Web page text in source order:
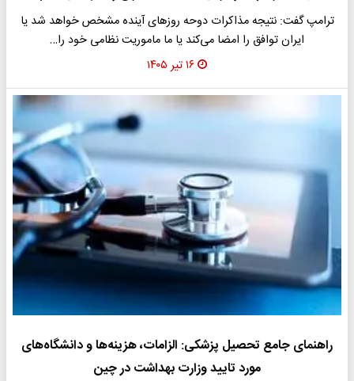
ترامپ گفت: نتیجه مذاکرات دوحه روزهای آینده مشخص خواهد شد یا
ایران توافق را امضا می‌کند یا ما ماموریت نظامی خود را…
۱۶ تیر ۱۴۰۵
راهنمای جامع تحصیل پزشکی: الزامات، هزینه‌ها و دانشگاه‌های
مورد تایید وزارت بهداشت در چین